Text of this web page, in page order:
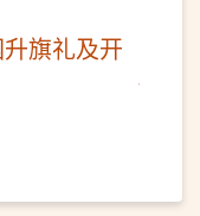
旗礼及开